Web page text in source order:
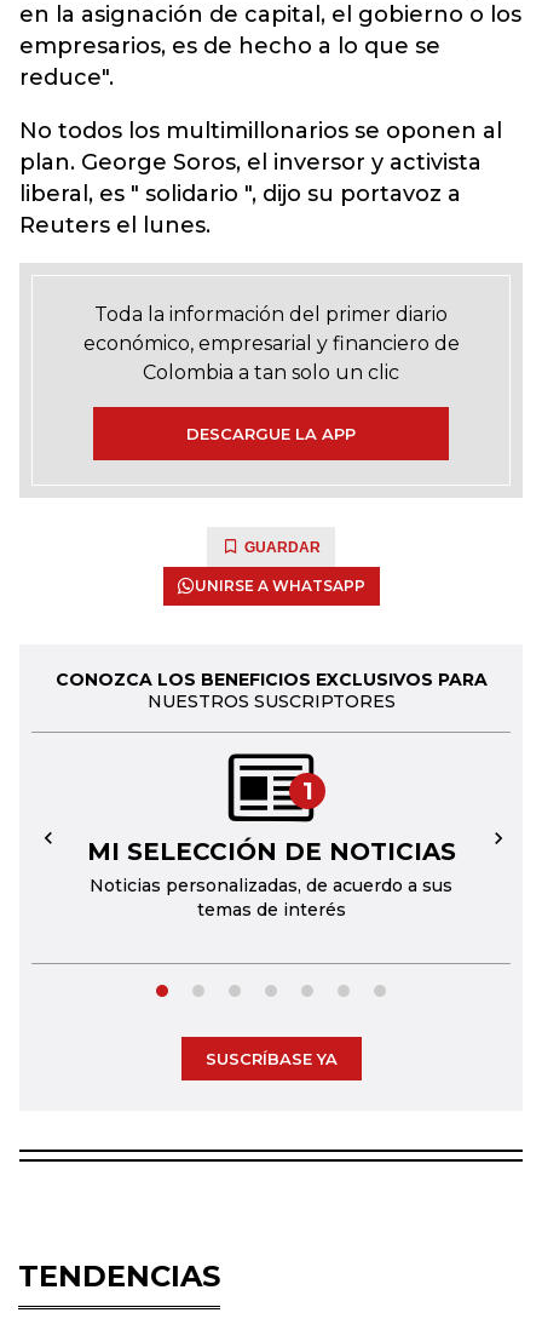
en la asignación de capital, el gobierno o los
empresarios, es de hecho a lo que se
reduce".
No todos los multimillonarios se oponen al
plan. George Soros, el inversor y activista
liberal, es " solidario ", dijo su portavoz a
Reuters el lunes.
Toda la información del primer diario
económico, empresarial y financiero de
Colombia a tan solo un clic
DESCARGUE LA APP
GUARDAR
UNIRSE A WHATSAPP
CONOZCA LOS BENEFICIOS EXCLUSIVOS PARA
NUESTROS SUSCRIPTORES
1
MI SELECCIÓN DE NOTICIAS
Noticias personalizadas, de acuerdo a sus
temas de interés
← →
SUSCRÍBASE YA
TENDENCIAS